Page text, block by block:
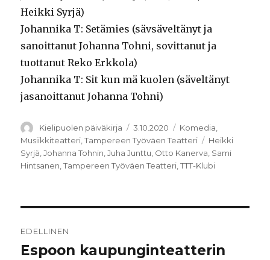
Heikki Syrjä)
Johannika T: Setämies (sävsäveltänyt ja
sanoittanut Johanna Tohni, sovittanut ja
tuottanut Reko Erkkola)
Johannika T: Sit kun mä kuolen (säveltänyt
jasanoittanut Johanna Tohni)
Kirjoittaja
Kielipuolen päiväkirja Julkaistu
3.10.2020 Kategoriat
Komedia,
Musiikkiteatteri,Tampereen Työväen Teatteri Avainsanat
Heikki
Syrjä,Johanna Tohnin,Juha Junttu, Otto Kanerva, Sami
Hintsanen,Tampereen Työväen Teatteri,TTT-Klubi
selaus
EDELLINEN
Edellinen
Espoon kaupunginteatterin